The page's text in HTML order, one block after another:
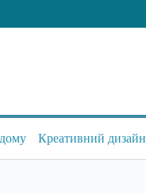
Креативний дизайн